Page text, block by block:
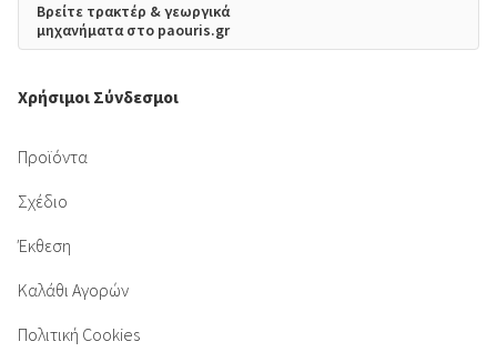
Βρείτε τρακτέρ & γεωργικά
μηχανήματα στο paouris.gr
Χρήσιμοι Σύνδεσμοι
Προϊόντα
Σχέδιο
Έκθεση
Καλάθι Αγορών
Πολιτική Cookies